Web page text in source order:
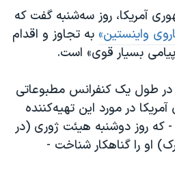
ایران
آمریکا، روز سه‌شنبه گفت که
واینستین» به تجاوز و اقدام
بسیار قوی» است.
طول یک کنفرانس مطبوعاتی
در مورد این تهیه‌کننده
- که روز دوشنبه هیئت ژوری (در
او را گناهکار شناخت -